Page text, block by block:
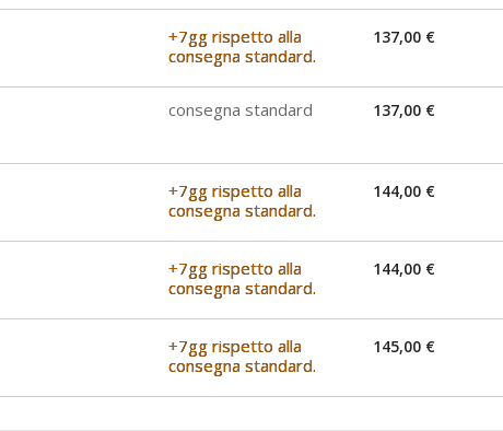
+7gg rispetto alla
consegna standard.
137,00 €
consegna standard 137,00 €
+7gg rispetto alla
consegna standard.
144,00 €
+7gg rispetto alla
consegna standard.
144,00 €
+7gg rispetto alla
consegna standard.
145,00 €